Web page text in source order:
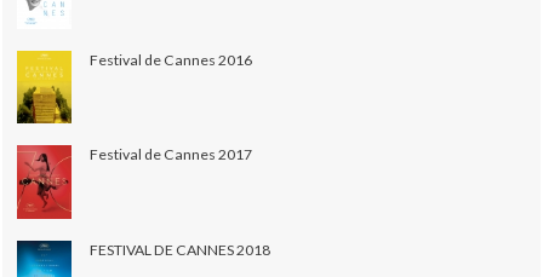
Festival de Cannes 2016
Festival de Cannes 2017
FESTIVAL DE CANNES 2018